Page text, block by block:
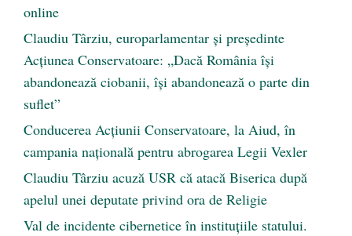
online
Claudiu Târziu, europarlamentar și președinte
Acțiunea Conservatoare: „Dacă România își
abandonează ciobanii, își abandonează o parte din
suflet”
Conducerea Acțiunii Conservatoare, la Aiud, în
campania națională pentru abrogarea Legii Vexler
Claudiu Târziu acuză USR că atacă Biserica după
apelul unei deputate privind ora de Religie
Val de incidente cibernetice în instituțiile statului.